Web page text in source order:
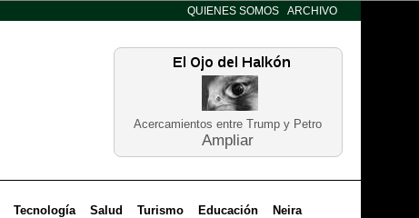
QUIENES SOMOS ARCHIVO
Acercamientos entre Trump y Petro
Ampliar
Tecnología Salud Turismo Educación Neira